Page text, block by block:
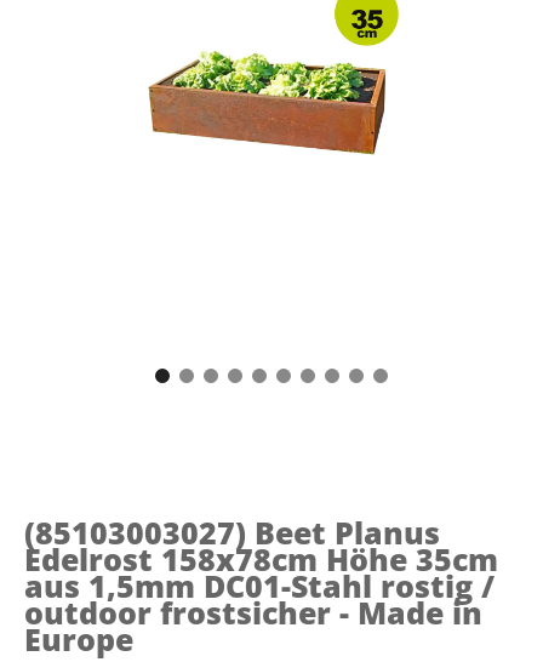
(85103003027) Beet Planus
Edelrost 158x78cm Höhe 35cm
aus 1,5mm DC01-Stahl rostig /
outdoor frostsicher - Made in
Europe